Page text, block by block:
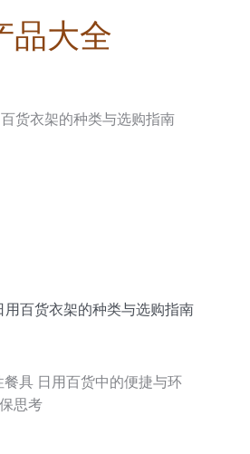
品大全
用百货衣架的种类与选购指南